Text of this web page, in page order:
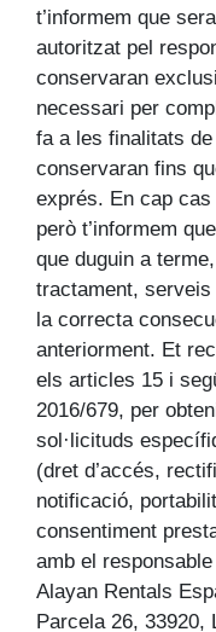
t’informem que
autoritzat pel
conservaran
necessari per
fa a les finalitats
conservaran fins
exprés. En cap
però t’informem
que duguin a
tractament,
la correcta
anteriorment. Et
els articles 15 i
2016/679, per
sol·licituds
(dret d’accés,
notificació,
consentiment
amb el
Alayan Rentals
Parcela 26, 33920,